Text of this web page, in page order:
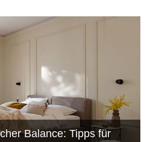
Balance: Tipps für